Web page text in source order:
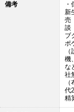
備考
新
売
談
ブ
ポ
機
な
社
代
精